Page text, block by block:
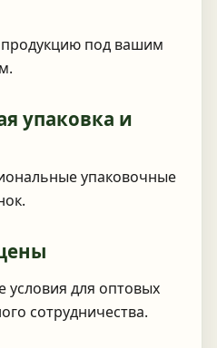
под вашим
упаковка и
упаковочные
условия для оптовых
сотрудничества.